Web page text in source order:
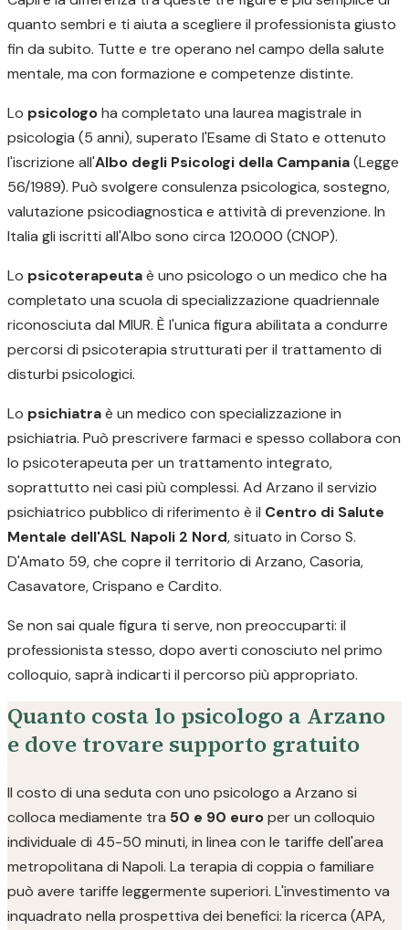
quanto sembri e ti aiuta a scegliere il professionista giusto
fin da subito. Tutte e tre operano nel campo della salute
mentale, ma con formazione e competenze distinte.
Lo psicologoha completato una laurea magistrale in
psicologia (5 anni), superato l'Esame di Stato e ottenuto
l'iscrizione all'Albo degli Psicologi della Campania(Legge
56/1989). Può svolgere consulenza psicologica, sostegno,
valutazione psicodiagnostica e attività di prevenzione. In
Italia gli iscritti all'Albo sono circa 120.000 (CNOP).
Lo psicoterapeutaè uno psicologo o un medico che ha
completato una scuola di specializzazione quadriennale
riconosciuta dal MIUR. È l'unica figura abilitata a condurre
percorsi di psicoterapia strutturati per il trattamento di
disturbi psicologici.
Lo psichiatraè un medico con specializzazione in
psichiatria. Può prescrivere farmaci e spesso collabora con
lo psicoterapeuta per un trattamento integrato,
soprattutto nei casi più complessi. Ad Arzano il servizio
psichiatrico pubblico di riferimento è il Centro di Salute
Mentale dell'ASL Napoli 2 Nord, situato in Corso S.
D'Amato 59, che copre il territorio di Arzano, Casoria,
Casavatore, Crispano e Cardito.
Se non sai quale figura ti serve, non preoccuparti: il
professionista stesso, dopo averti conosciuto nel primo
colloquio, saprà indicarti il percorso più appropriato.
Quanto costa lo psicologo a Arzano
e dove trovare supporto gratuito
Il costo di una seduta con uno psicologo a Arzano si
colloca mediamente tra 50 e 90 europer un colloquio
individuale di 45-50 minuti, in linea con le tariffe dell'area
metropolitana di Napoli. La terapia di coppia o familiare
può avere tariffe leggermente superiori. L'investimento va
inquadrato nella prospettiva dei benefici: la ricerca (APA,